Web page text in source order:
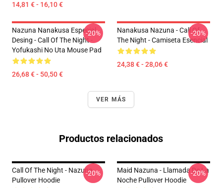
14,81 € - 16,10 €
Nazuna Nanakusa Especial
Desing - Call Of The Night -
Yofukashi No Uta Mouse Pad
26,68 € - 50,50 €
-20%
Nanakusa Nazuna - Call Of
The Night - Camiseta Esencial
24,38 € - 28,06 €
-20%
VER MÁS
Productos relacionados
Call Of The Night - Nazuna
Pullover Hoodie
-20%
Maid Nazuna - Llamada De La
Noche Pullover Hoodie
-20%